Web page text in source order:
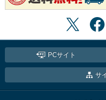
PCサイト
サ